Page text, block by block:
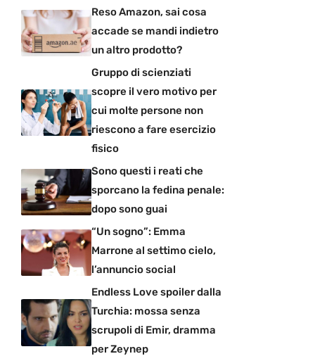
Reso Amazon, sai cosa
accade se mandi indietro
un altro prodotto?
Gruppo di scienziati
scopre il vero motivo per
cui molte persone non
riescono a fare esercizio
fisico
Sono questi i reati che
sporcano la fedina penale:
dopo sono guai
“Un sogno”: Emma
Marrone al settimo cielo,
l’annuncio social
Endless Love spoiler dalla
Turchia: mossa senza
scrupoli di Emir, dramma
per Zeynep